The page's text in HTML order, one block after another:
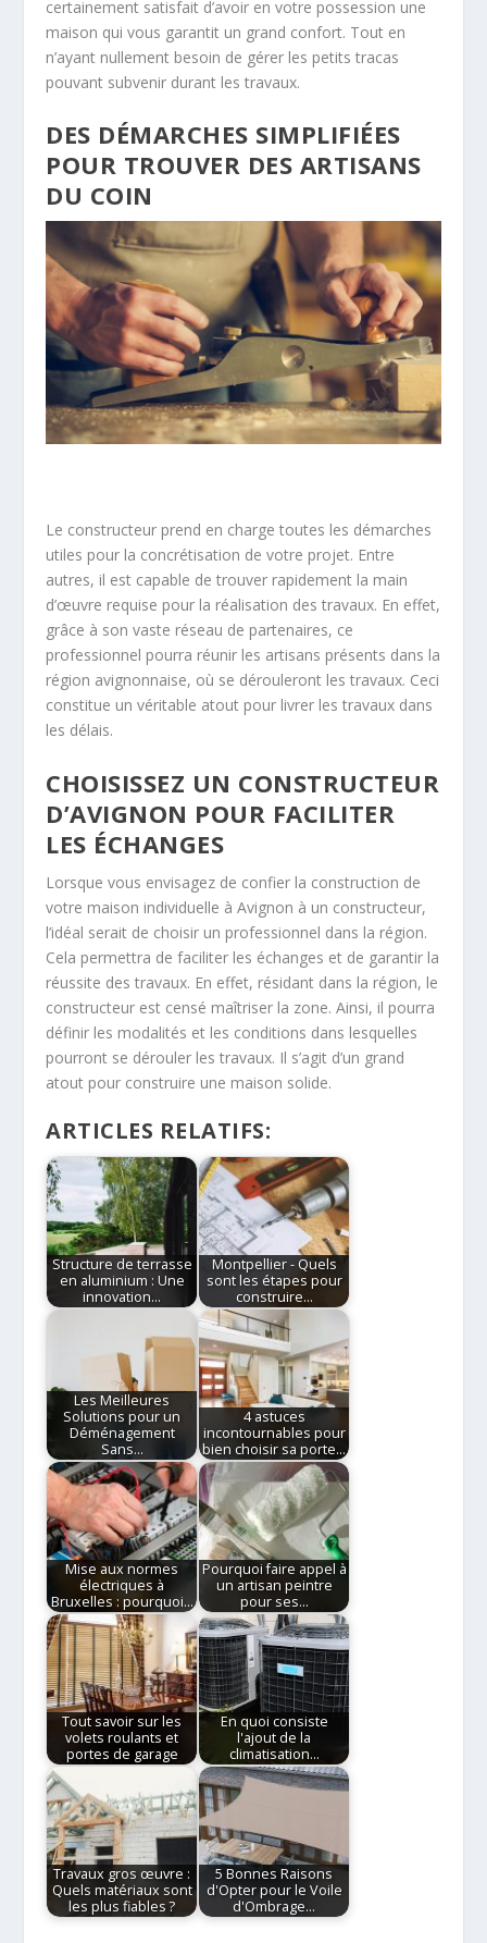
certainement satisfait d’avoir en votre possession une
maison qui vous garantit un grand confort. Tout en
n’ayant nullement besoin de gérer les petits tracas
pouvant subvenir durant les travaux.
DES DÉMARCHES SIMPLIFIÉES
POUR TROUVER DES ARTISANS
DU COIN
Le constructeur prend en charge toutes les démarches
utiles pour la concrétisation de votre projet. Entre
autres, il est capable de trouver rapidement la main
d’œuvre requise pour la réalisation des travaux. En effet,
grâce à son vaste réseau de partenaires, ce
professionnel pourra réunir les artisans présents dans la
région avignonnaise, où se dérouleront les travaux. Ceci
constitue un véritable atout pour livrer les travaux dans
les délais.
CHOISISSEZ UN CONSTRUCTEUR
D’AVIGNON POUR FACILITER
LES ÉCHANGES
Lorsque vous envisagez de confier la construction de
votre maison individuelle à Avignon à un constructeur,
l’idéal serait de choisir un professionnel dans la région.
Cela permettra de faciliter les échanges et de garantir la
réussite des travaux. En effet, résidant dans la région, le
constructeur est censé maîtriser la zone. Ainsi, il pourra
définir les modalités et les conditions dans lesquelles
pourront se dérouler les travaux. Il s’agit d’un grand
atout pour construire une maison solide.
ARTICLES RELATIFS:
Structure de terrasse
en aluminium : Une
innovation…
Montpellier - Quels
sont les étapes pour
construire…
Les Meilleures
Solutions pour un
Déménagement
Sans…
4 astuces
incontournables pour
bien choisir sa porte…
Mise aux normes
électriques à
Bruxelles : pourquoi…
Pourquoi faire appel à
un artisan peintre
pour ses…
Tout savoir sur les
volets roulants et
portes de garage
En quoi consiste
l'ajout de la
climatisation…
Travaux gros œuvre :
Quels matériaux sont
les plus fiables ?
5 Bonnes Raisons
d'Opter pour le Voile
d'Ombrage…